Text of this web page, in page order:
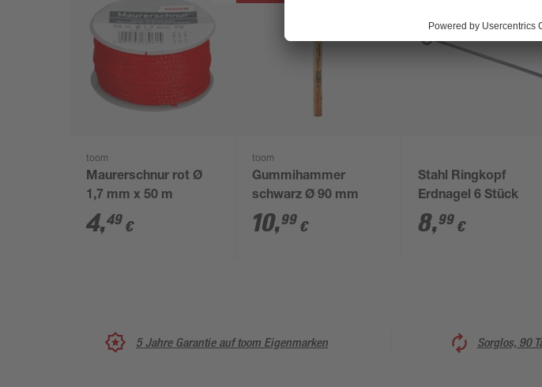
toom
Maurerschnur rot Ø
1,7 mm x 50 m
4,49 €
toom
Gummihammer
schwarz Ø 90 mm
10,99 €
Stahl Ringkopf
Erdnagel 6 Stück
8,99 €
5 Jahre Garantie auf toom Eigenmarken Sorglos, 90